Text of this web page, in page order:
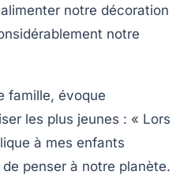
notre décoration
notre
famille, évoque
les plus jeunes : « Lors
à mes enfants
penser à notre planète.